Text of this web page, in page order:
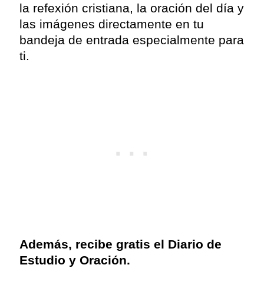
la refexión cristiana, la oración del día y
las imágenes directamente en tu
bandeja de entrada especialmente para
ti.
Además, recibe gratis el Diario de
Estudio y Oración.